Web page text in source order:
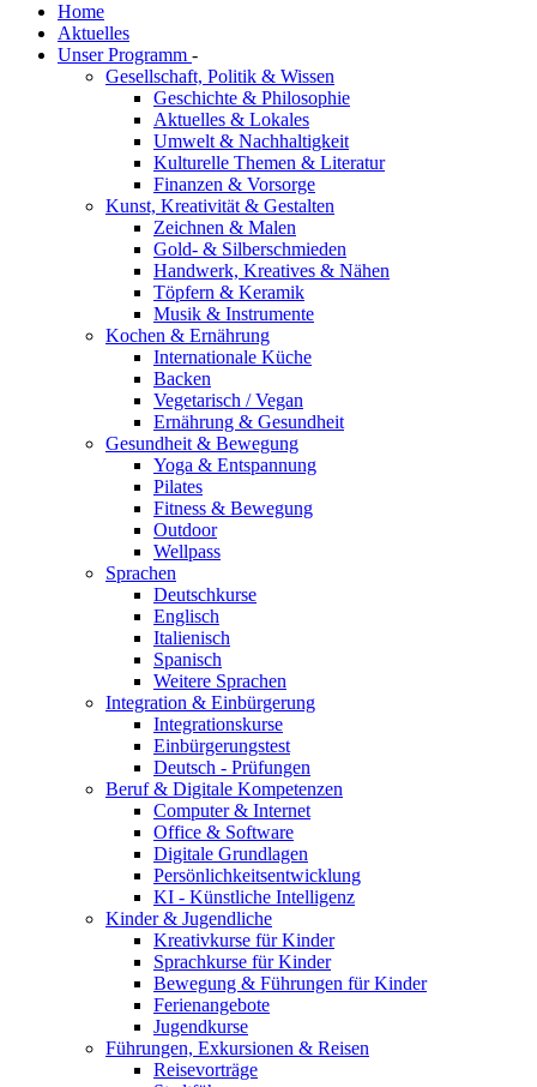
Home
Aktuelles
Unser Programm -
Gesellschaft, Politik & Wissen
Geschichte & Philosophie
Aktuelles & Lokales
Umwelt & Nachhaltigkeit
Kulturelle Themen & Literatur
Finanzen & Vorsorge
Kunst, Kreativität & Gestalten
Zeichnen & Malen
Gold- & Silberschmieden
Handwerk, Kreatives & Nähen
Töpfern & Keramik
Musik & Instrumente
Kochen & Ernährung
Internationale Küche
Backen
Vegetarisch / Vegan
Ernährung & Gesundheit
Gesundheit & Bewegung
Yoga & Entspannung
Pilates
Fitness & Bewegung
Outdoor
Wellpass
Sprachen
Deutschkurse
Englisch
Italienisch
Spanisch
Weitere Sprachen
Integration & Einbürgerung
Integrationskurse
Einbürgerungstest
Deutsch - Prüfungen
Beruf & Digitale Kompetenzen
Computer & Internet
Office & Software
Digitale Grundlagen
Persönlichkeitsentwicklung
KI - Künstliche Intelligenz
Kinder & Jugendliche
Kreativkurse für Kinder
Sprachkurse für Kinder
Bewegung & Führungen für Kinder
Ferienangebote
Jugendkurse
Führungen, Exkursionen & Reisen
Reisevorträge